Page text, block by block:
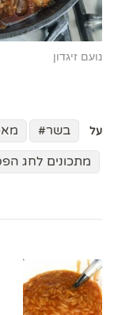
נועם זיגדון
על בשר
מתכונים לחג
בפוסטים